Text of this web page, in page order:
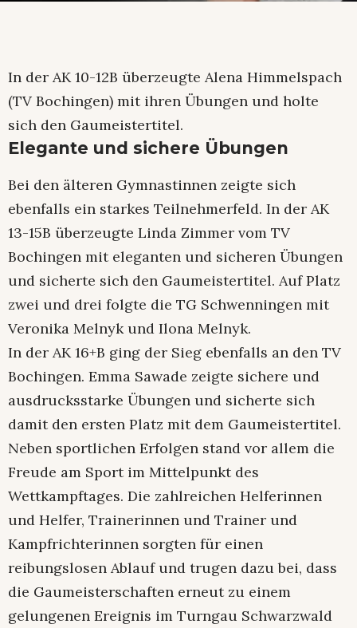
In der AK 10-12B überzeugte Alena Himmelspach
(TV Bochingen) mit ihren Übungen und holte
sich den Gaumeistertitel.
Elegante und sichere Übungen
Bei den älteren Gymnastinnen zeigte sich
ebenfalls ein starkes Teilnehmerfeld. In der AK
13-15B überzeugte Linda Zimmer vom TV
Bochingen mit eleganten und sicheren Übungen
und sicherte sich den Gaumeistertitel. Auf Platz
zwei und drei folgte die TG Schwenningen mit
Veronika Melnyk und Ilona Melnyk.
In der AK 16+B ging der Sieg ebenfalls an den TV
Bochingen. Emma Sawade zeigte sichere und
ausdrucksstarke Übungen und sicherte sich
damit den ersten Platz mit dem Gaumeistertitel.
Neben sportlichen Erfolgen stand vor allem die
Freude am Sport im Mittelpunkt des
Wettkampftages. Die zahlreichen Helferinnen
und Helfer, Trainerinnen und Trainer und
Kampfrichterinnen sorgten für einen
reibungslosen Ablauf und trugen dazu bei, dass
die Gaumeisterschaften erneut zu einem
gelungenen Ereignis im Turngau Schwarzwald